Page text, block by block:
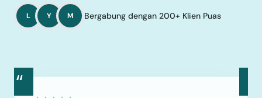
L Y M Bergabung dengan 200+ Klien Puas
“